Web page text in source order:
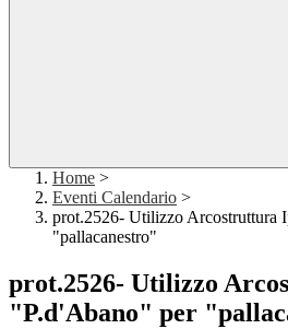
Home >
Eventi Calendario >
prot.2526- Utilizzo Arcostruttura
"pallacanestro"
prot.2526- Utilizzo
"P.d'Abano" per